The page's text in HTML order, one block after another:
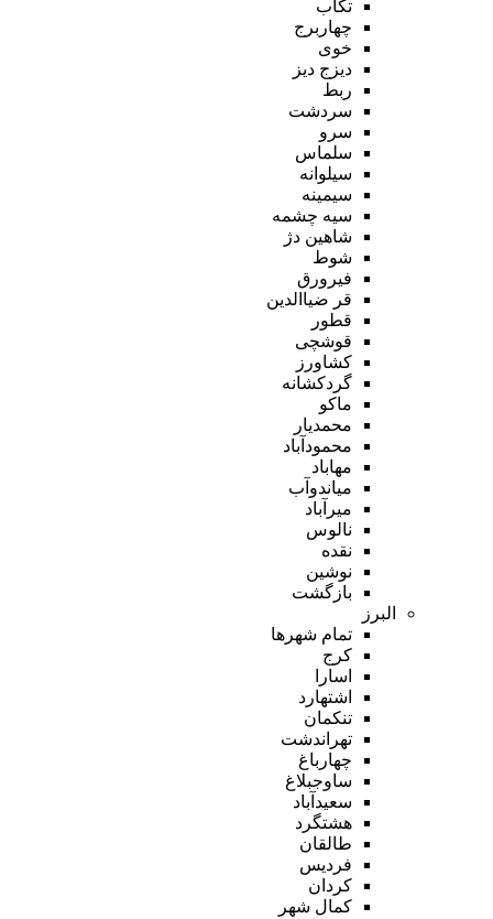
تکاب
چهاربرج
خوی
دیزج دیز
ربط
سردشت
سرو
سلماس
سیلوانه
سیمینه
سیه چشمه
شاهین دژ
شوط
فیرورق
قر ضیاالدین
قطور
قوشچی
کشاورز
گردکشانه
ماکو
محمدیار
محمودآباد
مهاباد
میاندوآب
میرآباد
نالوس
نقده
نوشین
بازگشت
البرز
تمام شهر‌ها
کرج
اسارا
اشتهارد
تنکمان
تهراندشت
چهارباغ
ساوجبلاغ
سعیدآباد
هشتگرد
طالقان
فردیس
کردان
کمال شهر